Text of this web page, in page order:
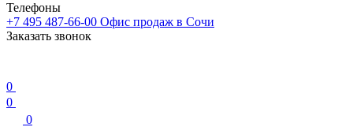
Телефоны
+7 495 487-66-00 Офис продаж в Сочи
Заказать звонок
0
0
0